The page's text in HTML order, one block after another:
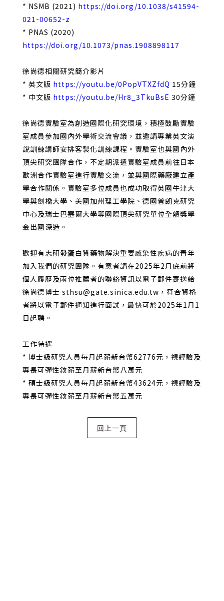
* NSMB (2021) https://doi.org/10.1038/s41594-
021-00652-z
* PNAS (2020)
https://doi.org/10.1073/pnas.1908898117
徐尚德相關研究簡介影片
* 英文版 https://youtu.be/0PopVTXZfdQ 15分鐘
* 中文版 https://youtu.be/Hr8_3TkuBsE 30分鐘
徐尚德實驗室為創造國際化研究環境，積極鼓勵實驗
室成員參加國內外學術交流會議，並邀請專業英文演
說訓練講師安排客製化訓練課程。實驗室也與國內外
頂尖研究團隊合作，不定期派遣實驗室成員前往日本
歐洲合作實驗室進行實驗交流，並與國際藥廠建立產
學合作關係。實驗室多位成員也成功取得英國牛津大
學與劍橋大學、美國加州理工學院、德國普朗克研究
中心及瑞士巴塞爾大學等國際頂尖研究單位全額獎學
金出國深造。
歡迎有志研發蛋白質藥物解決重要感染性疾病的青年
加入我們的研究團隊。有意者請在2025年2月底前將
個人履歷及兩位推薦者的聯絡資訊以電子郵件寄送給
徐尚德博士 sthsu@gate.sinica.edu.tw，符合資格
者將以電子郵件通知進行面試，最快可於2025年1月1
日起聘。
工作待遇
* 博士級研究人員每月起薪新台幣62776元，視經驗及
專長可彈性敘薪至月薪新台幣八萬元
* 碩士級研究人員每月起薪新台幣43624元，視經驗及
專長可彈性敘薪至月薪新台幣五萬元